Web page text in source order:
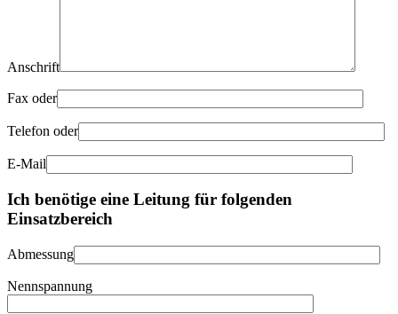
Anschrift
Fax oder
Telefon oder
E-Mail
Ich benötige eine Leitung für folgenden
Einsatzbereich
Abmessung
Nennspannung